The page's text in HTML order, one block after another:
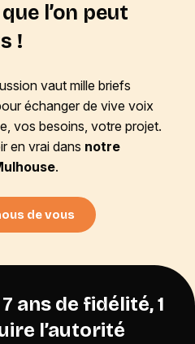
l’on peut
!
vaut mille briefs
échanger de vive voix
vos besoins, votre projet.
en vrai dans notre
.
de vous
ans de fidélité, 1
l’autorité